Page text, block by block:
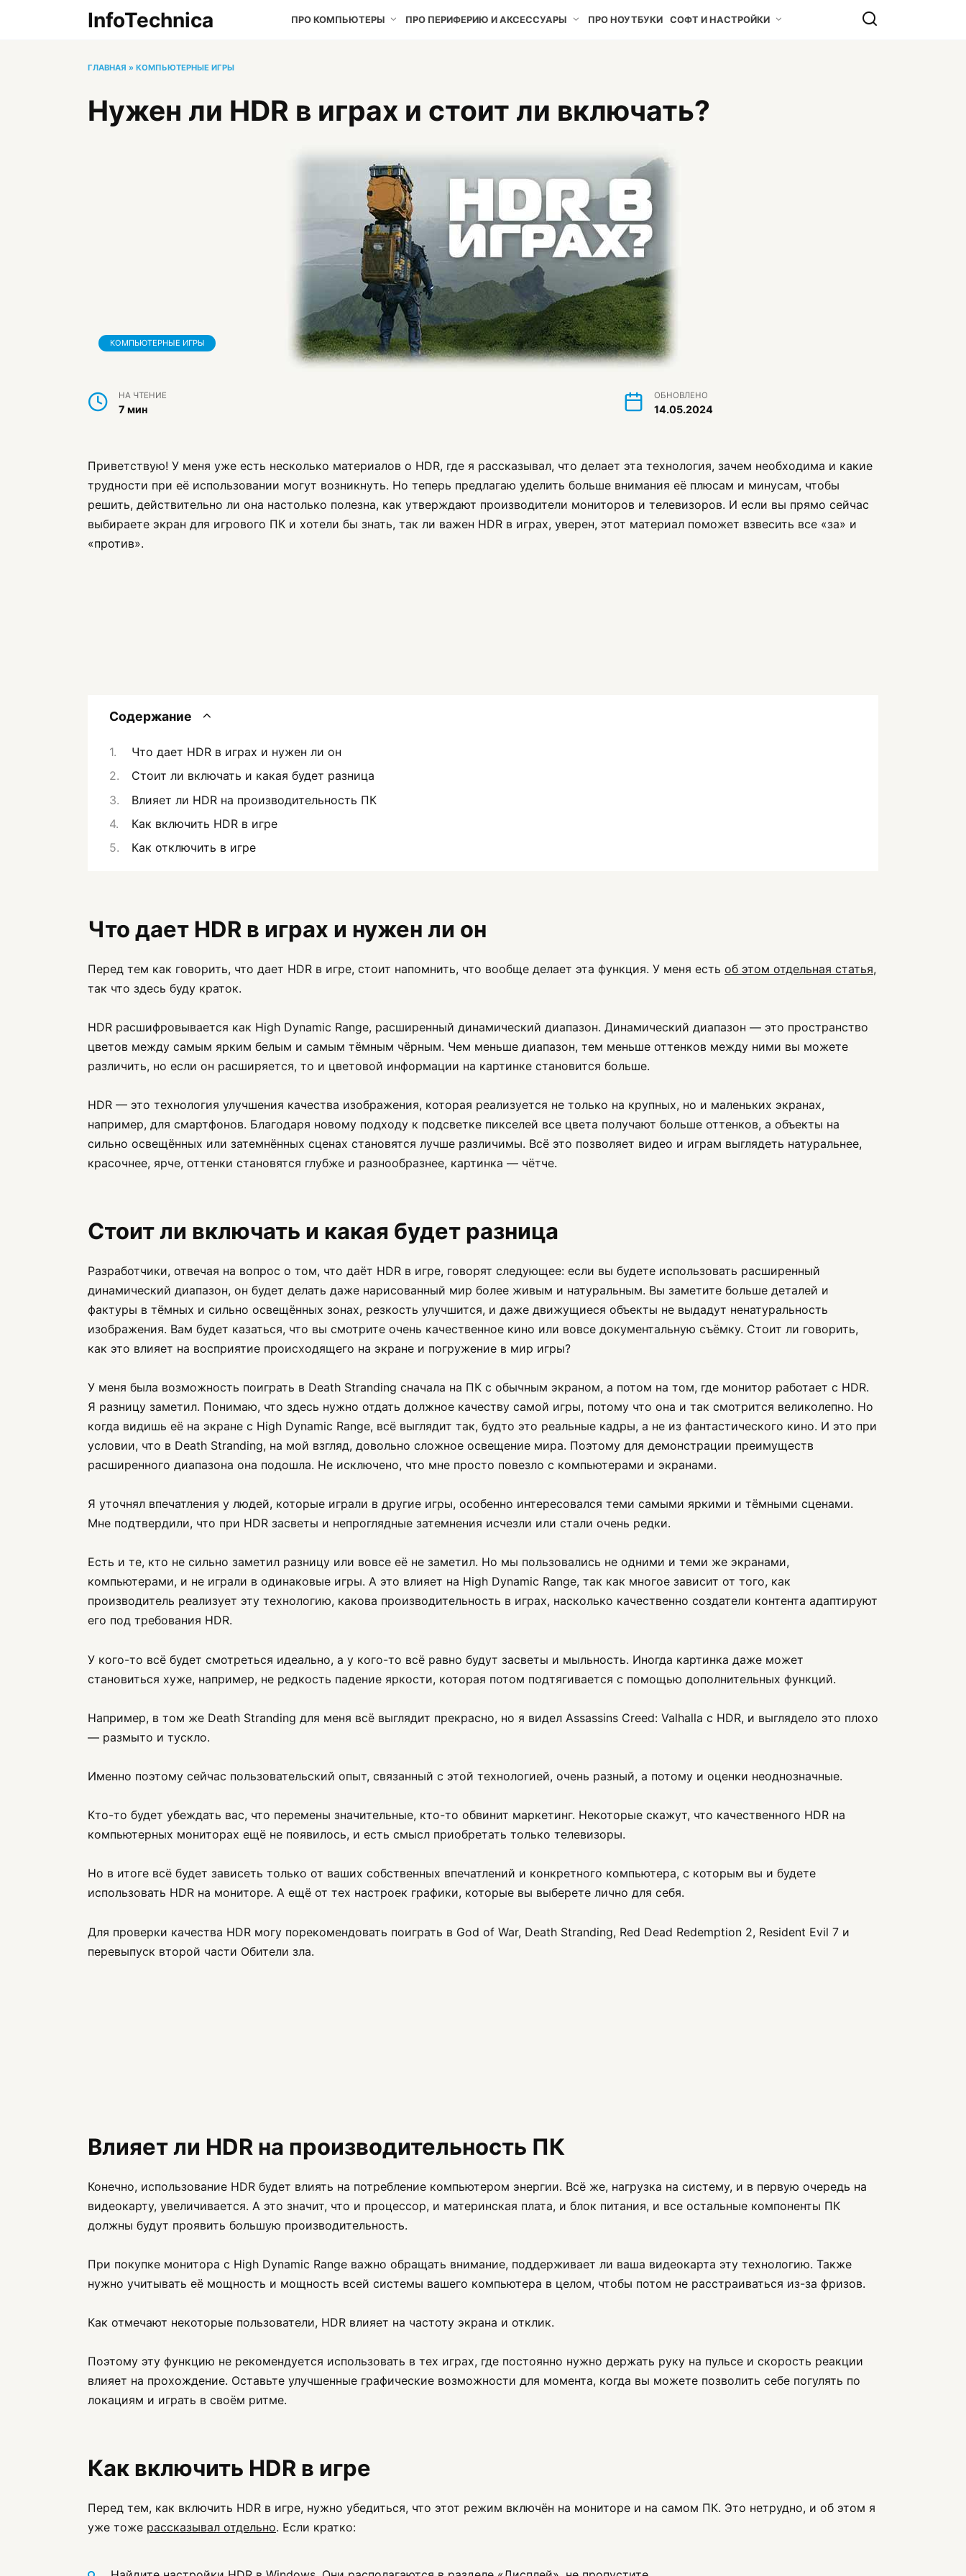
InfoTechnica ПРО КОМПЬЮТЕРЫ ПРО ПЕРИФЕРИЮ И АКСЕССУАРЫ ПРО НОУТБУКИ СОФТ И НАСТРОЙКИ
ГЛАВНАЯ » КОМПЬЮТЕРНЫЕ ИГРЫ
Нужен ли HDR в играх и стоит ли включать?
КОМПЬЮТЕРНЫЕ ИГРЫ
НА ЧТЕНИЕ
7 мин
ОБНОВЛЕНО
14.05.2024
Приветствую! У меня уже есть несколько материалов о HDR, где я рассказывал, что делает эта технология, зачем необходима и какие
трудности при её использовании могут возникнуть. Но теперь предлагаю уделить больше внимания её плюсам и минусам, чтобы
решить, действительно ли она настолько полезна, как утверждают производители мониторов и телевизоров. И если вы прямо сейчас
выбираете экран для игрового ПК и хотели бы знать, так ли важен HDR в играх, уверен, этот материал поможет взвесить все «за» и
«против».
Содержание
Что дает HDR в играх и нужен ли он
Стоит ли включать и какая будет разница
Влияет ли HDR на производительность ПК
Как включить HDR в игре
Как отключить в игре
Что дает HDR в играх и нужен ли он
Перед тем как говорить, что дает HDR в игре, стоит напомнить, что вообще делает эта функция. У меня есть об этом отдельная статья,
так что здесь буду краток.
HDR расшифровывается как High Dynamic Range, расширенный динамический диапазон. Динамический диапазон — это пространство
цветов между самым ярким белым и самым тёмным чёрным. Чем меньше диапазон, тем меньше оттенков между ними вы можете
различить, но если он расширяется, то и цветовой информации на картинке становится больше.
HDR — это технология улучшения качества изображения, которая реализуется не только на крупных, но и маленьких экранах,
например, для смартфонов. Благодаря новому подходу к подсветке пикселей все цвета получают больше оттенков, а объекты на
сильно освещённых или затемнённых сценах становятся лучше различимы. Всё это позволяет видео и играм выглядеть натуральнее,
красочнее, ярче, оттенки становятся глубже и разнообразнее, картинка — чётче.
Стоит ли включать и какая будет разница
Разработчики, отвечая на вопрос о том, что даёт HDR в игре, говорят следующее: если вы будете использовать расширенный
динамический диапазон, он будет делать даже нарисованный мир более живым и натуральным. Вы заметите больше деталей и
фактуры в тёмных и сильно освещённых зонах, резкость улучшится, и даже движущиеся объекты не выдадут ненатуральность
изображения. Вам будет казаться, что вы смотрите очень качественное кино или вовсе документальную съёмку. Стоит ли говорить,
как это влияет на восприятие происходящего на экране и погружение в мир игры?
У меня была возможность поиграть в Death Stranding сначала на ПК с обычным экраном, а потом на том, где монитор работает с HDR.
Я разницу заметил. Понимаю, что здесь нужно отдать должное качеству самой игры, потому что она и так смотрится великолепно. Но
когда видишь её на экране с High Dynamic Range, всё выглядит так, будто это реальные кадры, а не из фантастического кино. И это при
условии, что в Death Stranding, на мой взгляд, довольно сложное освещение мира. Поэтому для демонстрации преимуществ
расширенного диапазона она подошла. Не исключено, что мне просто повезло с компьютерами и экранами.
Я уточнял впечатления у людей, которые играли в другие игры, особенно интересовался теми самыми яркими и тёмными сценами.
Мне подтвердили, что при HDR засветы и непроглядные затемнения исчезли или стали очень редки.
Есть и те, кто не сильно заметил разницу или вовсе её не заметил. Но мы пользовались не одними и теми же экранами,
компьютерами, и не играли в одинаковые игры. А это влияет на High Dynamic Range, так как многое зависит от того, как
производитель реализует эту технологию, какова производительность в играх, насколько качественно создатели контента адаптируют
его под требования HDR.
У кого-то всё будет смотреться идеально, а у кого-то всё равно будут засветы и мыльность. Иногда картинка даже может
становиться хуже, например, не редкость падение яркости, которая потом подтягивается с помощью дополнительных функций.
Например, в том же Death Stranding для меня всё выглядит прекрасно, но я видел Assassins Creed: Valhalla с HDR, и выглядело это плохо
— размыто и тускло.
Именно поэтому сейчас пользовательский опыт, связанный с этой технологией, очень разный, а потому и оценки неоднозначные.
Кто-то будет убеждать вас, что перемены значительные, кто-то обвинит маркетинг. Некоторые скажут, что качественного HDR на
компьютерных мониторах ещё не появилось, и есть смысл приобретать только телевизоры.
Но в итоге всё будет зависеть только от ваших собственных впечатлений и конкретного компьютера, с которым вы и будете
использовать HDR на мониторе. А ещё от тех настроек графики, которые вы выберете лично для себя.
Для проверки качества HDR могу порекомендовать поиграть в God of War, Death Stranding, Red Dead Redemption 2, Resident Evil 7 и
перевыпуск второй части Обители зла.
Влияет ли HDR на производительность ПК
Конечно, использование HDR будет влиять на потребление компьютером энергии. Всё же, нагрузка на систему, и в первую очередь на
видеокарту, увеличивается. А это значит, что и процессор, и материнская плата, и блок питания, и все остальные компоненты ПК
должны будут проявить большую производительность.
При покупке монитора с High Dynamic Range важно обращать внимание, поддерживает ли ваша видеокарта эту технологию. Также
нужно учитывать её мощность и мощность всей системы вашего компьютера в целом, чтобы потом не расстраиваться из-за фризов.
Как отмечают некоторые пользователи, HDR влияет на частоту экрана и отклик.
Поэтому эту функцию не рекомендуется использовать в тех играх, где постоянно нужно держать руку на пульсе и скорость реакции
влияет на прохождение. Оставьте улучшенные графические возможности для момента, когда вы можете позволить себе погулять по
локациям и играть в своём ритме.
Как включить HDR в игре
Перед тем, как включить HDR в игре, нужно убедиться, что этот режим включён на мониторе и на самом ПК. Это нетрудно, и об этом я
уже тоже рассказывал отдельно. Если кратко: